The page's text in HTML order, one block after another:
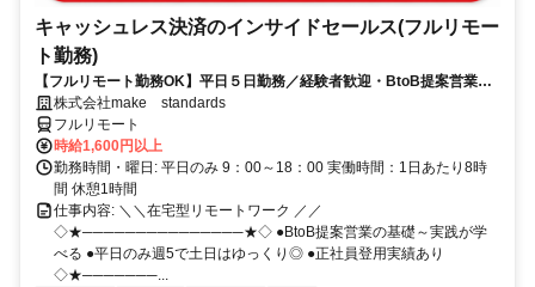
キャッシュレス決済のインサイドセールス(フルリモー
ト勤務)
【フルリモート勤務OK】平日５日勤務／経験者歓迎・BtoB提案営業で
スキルアップ
株式会社make standards
フルリモート
時給1,600円以上
勤務時間・曜日: 平日のみ 9：00～18：00 実働時間：1日あたり8時
間 休憩1時間
仕事内容: ＼＼在宅型リモートワーク ／／
◇★───────────────★◇ ●BtoB提案営業の基礎～実践が学
べる ●平日のみ週5で土日はゆっくり◎ ●正社員登用実績あり
◇★───────...